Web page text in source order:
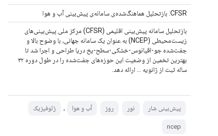
CFSR: بازتحلیل هماهنگ‌شده‌ی سامانه‌ی پیش‌بینی آب و هوا
بازتحلیل سامانه پیش‌بینی اقلیمی (CFSR) مرکز ملی پیش‌بینی‌های
زیست‌محیطی (NCEP) به عنوان یک سامانه جهانی، با وضوح بالا و
جفت‌شده جو-اقیانوس-خشکی-سطح-یخ دریا طراحی و اجرا شد تا
بهترین تخمین از وضعیت این حوزه‌های جفت‌شده را در طول دوره ۳۲
ساله ثبت از ژانویه ... ارائه دهد.
پیش‌بینی شار نور روز آب و هوا ، ژئوفیزیک
ncep